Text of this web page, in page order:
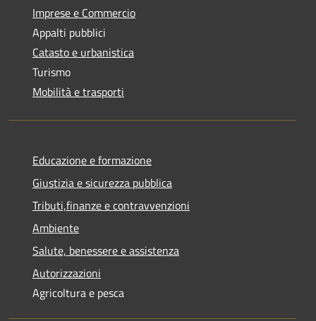
Imprese e Commercio
Appalti pubblici
Catasto e urbanistica
Turismo
Mobilità e trasporti
Educazione e formazione
Giustizia e sicurezza pubblica
Tributi,finanze e contravvenzioni
Ambiente
Salute, benessere e assistenza
Autorizzazioni
Agricoltura e pesca